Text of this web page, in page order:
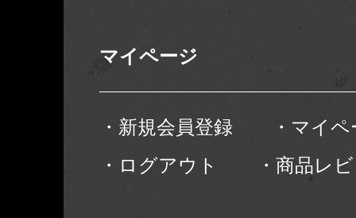
マイページ
・新規会員登録
・マイ
・ログアウト
・商品レ